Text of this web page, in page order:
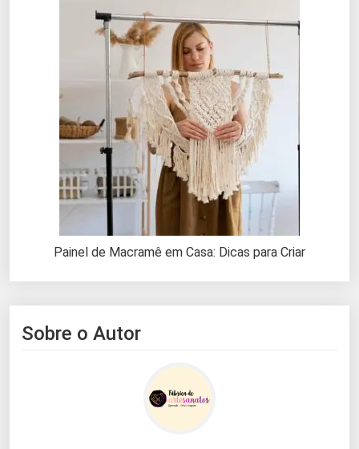
Painel de Macramê em Casa: Dicas para Criar
Sobre o Autor